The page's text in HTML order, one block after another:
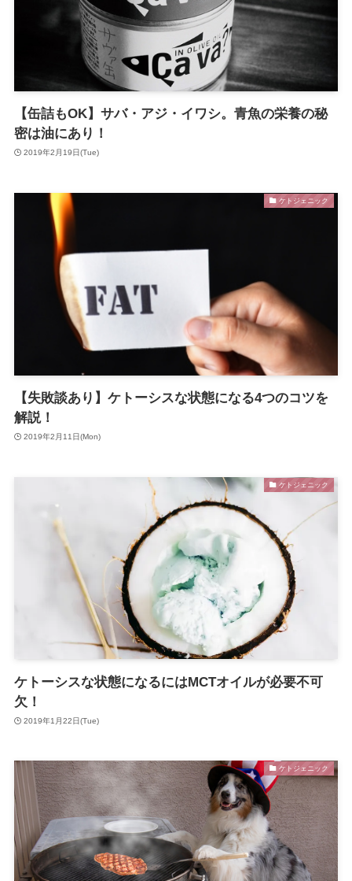
【缶詰もOK】サバ・アジ・イワシ。青魚の栄養の秘
密は油にあり！
2019年2月19日(Tue)
ケトジェニック
【失敗談あり】ケトーシスな状態になる4つのコツを
解説！
2019年2月11日(Mon)
ケトジェニック
ケトーシスな状態になるにはMCTオイルが必要不可
欠！
2019年1月22日(Tue)
ケトジェニック